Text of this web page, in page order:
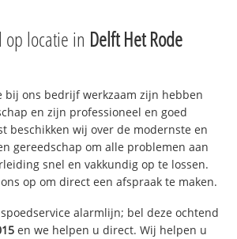
op locatie in Delft Het Rode
bij ons bedrijf werkzaam zijn hebben
en zijn professioneel en goed
beschikken wij over de modernste en
gereedschap om alle problemen aan
snel en vakkundig op te lossen.
op om direct een afspraak te maken.
alarmlijn; bel deze ochtend
en we helpen u direct. Wij helpen u